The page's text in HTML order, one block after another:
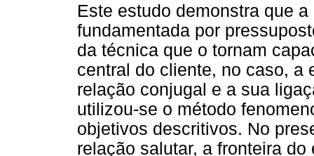
Este estudo demonstra que
fundamentada por
da técnica que o tornam
central do cliente, no caso, a
relação conjugal e a sua
utilizou-se o método
objetivos descritivos. No
relação salutar, a fronteira